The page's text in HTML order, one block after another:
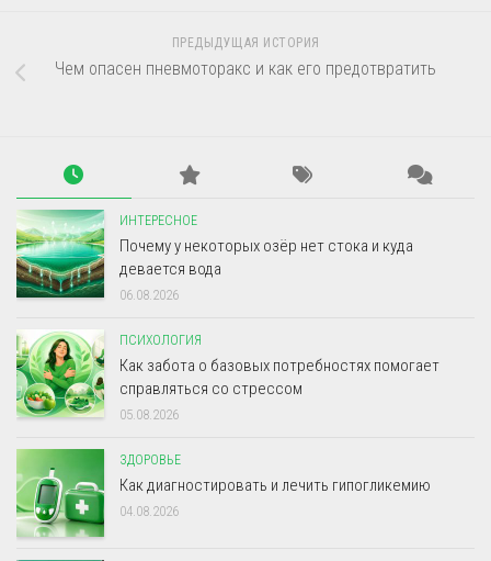
ПРЕДЫДУЩАЯ ИСТОРИЯ
Чем опасен пневмоторакс и как его предотвратить
ИНТЕРЕСНОЕ
Почему у некоторых озёр нет стока и куда
девается вода
06.08.2026
ПСИХОЛОГИЯ
Как забота о базовых потребностях помогает
справляться со стрессом
05.08.2026
ЗДОРОВЬЕ
Как диагностировать и лечить гипогликемию
04.08.2026